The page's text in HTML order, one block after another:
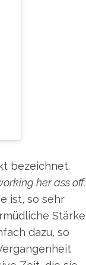
bezeichnet.
her ass off.
ist, so sehr
Stärke
dazu, so